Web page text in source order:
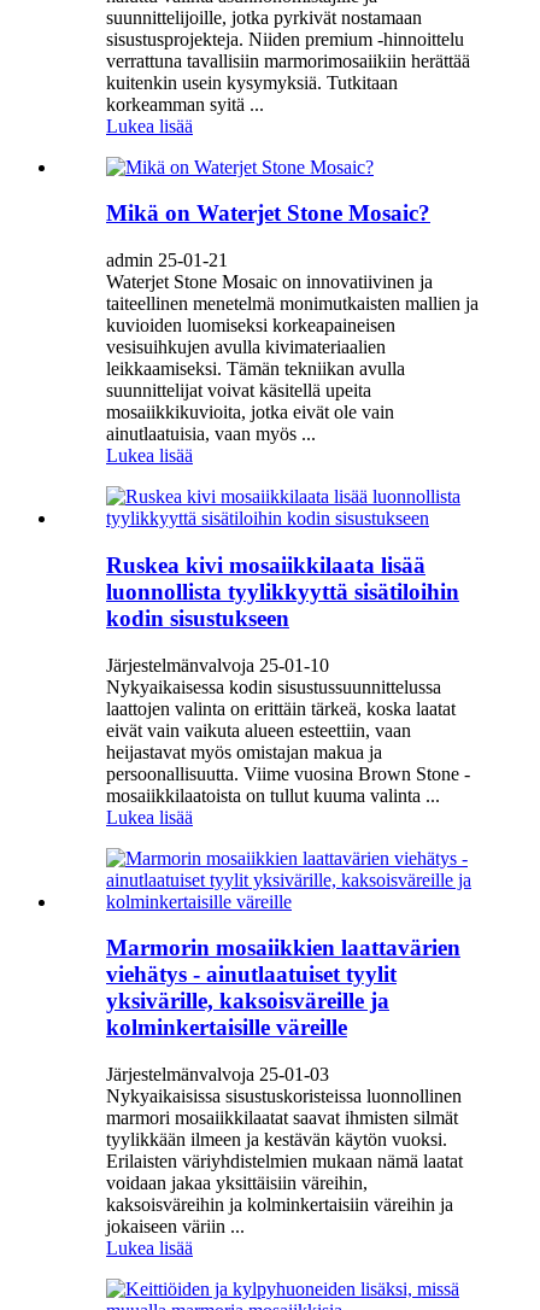
suunnittelijoille, jotka pyrkivät nostamaan
sisustusprojekteja. Niiden premium -hinnoittelu
verrattuna tavallisiin marmorimosaiikiin herättää
kuitenkin usein kysymyksiä. Tutkitaan
korkeamman syitä ...
Lukea lisää
Mikä on Waterjet Stone Mosaic?
admin 25-01-21
Waterjet Stone Mosaic on innovatiivinen ja
taiteellinen menetelmä monimutkaisten mallien ja
kuvioiden luomiseksi korkeapaineisen
vesisuihkujen avulla kivimateriaalien
leikkaamiseksi. Tämän tekniikan avulla
suunnittelijat voivat käsitellä upeita
mosaiikkikuvioita, jotka eivät ole vain
ainutlaatuisia, vaan myös ...
Lukea lisää
Ruskea kivi mosaiikkilaata lisää
luonnollista tyylikkyyttä sisätiloihin
kodin sisustukseen
Järjestelmänvalvoja 25-01-10
Nykyaikaisessa kodin sisustussuunnittelussa
laattojen valinta on erittäin tärkeä, koska laatat
eivät vain vaikuta alueen esteettiin, vaan
heijastavat myös omistajan makua ja
persoonallisuutta. Viime vuosina Brown Stone -
mosaiikkilaatoista on tullut kuuma valinta ...
Lukea lisää
Marmorin mosaiikkien laattavärien
viehätys - ainutlaatuiset tyylit
yksivärille, kaksoisväreille ja
kolminkertaisille väreille
Järjestelmänvalvoja 25-01-03
Nykyaikaisissa sisustuskoristeissa luonnollinen
marmori mosaiikkilaatat saavat ihmisten silmät
tyylikkään ilmeen ja kestävän käytön vuoksi.
Erilaisten väriyhdistelmien mukaan nämä laatat
voidaan jakaa yksittäisiin väreihin,
kaksoisväreihin ja kolminkertaisiin väreihin ja
jokaiseen väriin ...
Lukea lisää